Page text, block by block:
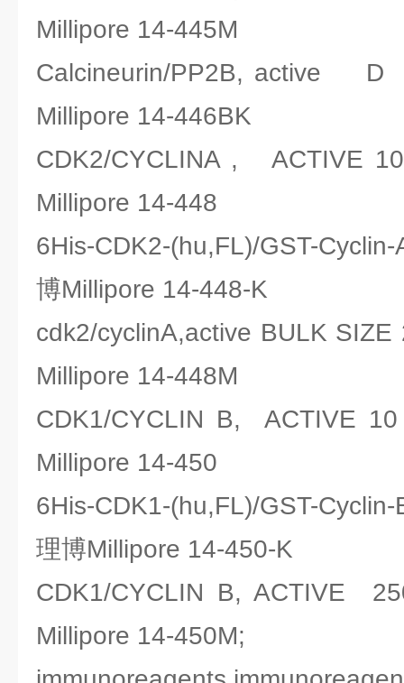
Millipore 14-445M
Calcineurin/PP2B, active
Millipore 14-446BK
CDK2/CYCLINA , ACTIVE
Millipore 14-448
6His-CDK2-(hu,FL)/GST-
博Millipore 14-448-K
cdk2/cyclinA,active BULK
Millipore 14-448M
CDK1/CYCLIN B, ACTIVE
Millipore 14-450
6His-CDK1-(hu,FL)/GST-
理博Millipore 14-450-K
CDK1/CYCLIN B, ACTIVE
Millipore 14-450M;